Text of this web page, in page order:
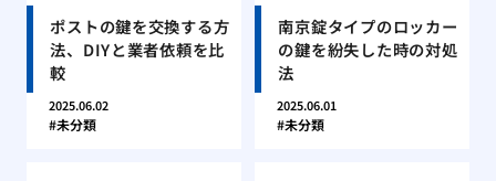
ポストの鍵を交換する方
法、DIYと業者依頼を比
較
2025.06.02
未分類
南京錠タイプのロッカー
の鍵を紛失した時の対処
法
2025.06.01
未分類